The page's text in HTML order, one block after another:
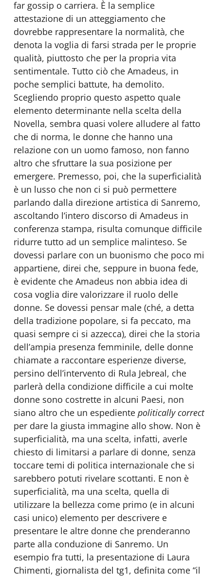
far gossip o carriera. È la semplice
attestazione di un atteggiamento che
dovrebbe rappresentare la normalità, che
denota la voglia di farsi strada per le proprie
qualità, piuttosto che per la propria vita
sentimentale. Tutto ciò che Amadeus, in
poche semplici battute, ha demolito.
Scegliendo proprio questo aspetto quale
elemento determinante nella scelta della
Novella, sembra quasi volere alludere al fatto
che di norma, le donne che hanno una
relazione con un uomo famoso, non fanno
altro che sfruttare la sua posizione per
emergere. Premesso, poi, che la superficialità
è un lusso che non ci si può permettere
parlando dalla direzione artistica di Sanremo,
ascoltando l’intero discorso di Amadeus in
conferenza stampa, risulta comunque difficile
ridurre tutto ad un semplice malinteso. Se
dovessi parlare con un buonismo che poco mi
appartiene, direi che, seppure in buona fede,
è evidente che Amadeus non abbia idea di
cosa voglia dire valorizzare il ruolo delle
donne. Se dovessi pensar male (ché, a detta
della tradizione popolare, si fa peccato, ma
quasi sempre ci si azzecca), direi che la storia
dell’ampia presenza femminile, delle donne
chiamate a raccontare esperienze diverse,
persino dell’intervento di Rula Jebreal, che
parlerà della condizione difficile a cui molte
donne sono costrette in alcuni Paesi, non
siano altro che un espediente politically correct
per dare la giusta immagine allo show. Non è
superficialità, ma una scelta, infatti, averle
chiesto di limitarsi a parlare di donne, senza
toccare temi di politica internazionale che si
sarebbero potuti rivelare scottanti. E non è
superficialità, ma una scelta, quella di
utilizzare la bellezza come primo (e in alcuni
casi unico) elemento per descrivere e
presentare le altre donne che prenderanno
parte alla conduzione di Sanremo. Un
esempio fra tutti, la presentazione di Laura
Chimenti, giornalista del tg1, definita come “il